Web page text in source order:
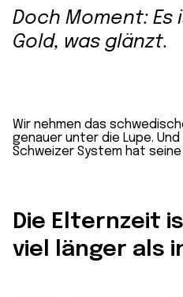
Doch Moment:
Gold, was glänzt.
Wir nehmen das
genauer unter die Lupe.
Schweizer System hat
Die Elternzeit
viel länger als